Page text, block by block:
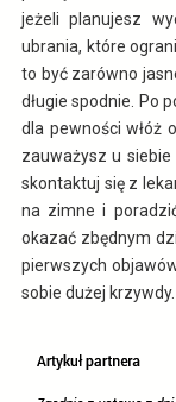
jeżeli planujesz
ubrania, które
to być zarówno
długie spodnie. Po
dla pewności włóż
zauważysz u
skontaktuj się z
na zimne i
okazać zbędnym
pierwszych
sobie dużej krzywdy.